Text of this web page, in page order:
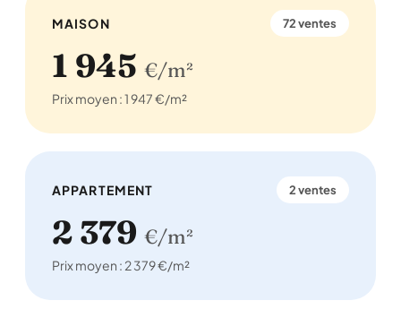
MAISON 72 ventes
1 945 €/m²
Prix moyen : 1 947 €/m²
APPARTEMENT 2 ventes
2 379 €/m²
Prix moyen : 2 379 €/m²